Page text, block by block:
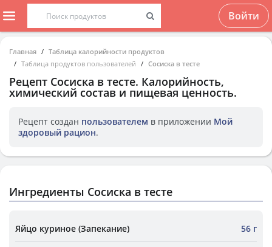
Войти
Главная
Таблица калорийности продуктов
Таблица продуктов пользователей
Сосиска в тесте
Рецепт Сосиска в тесте. Калорийность,
химический состав и пищевая ценность.
Рецепт создан пользователем в приложении Мой
здоровый рацион.
Ингредиенты Сосиска в тесте
Яйцо куриное (Запекание) 56 г